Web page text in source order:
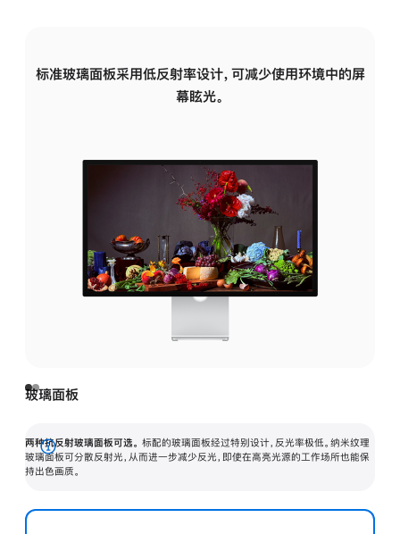
标准玻璃面板采用低反射率设计，可减少使用环境中的屏
幕眩光。
玻璃面板
两种抗反射玻璃面板可选。 标配的玻璃面板经过特别设计，反光率极低。纳米纹理
玻璃面板可分散反射光，从而进一步减少反光，即使在高亮光源的工作场所也能保
持出色画质。
展
开